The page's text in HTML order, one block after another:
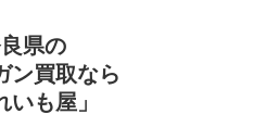
県の
ン買取なら
いも屋」